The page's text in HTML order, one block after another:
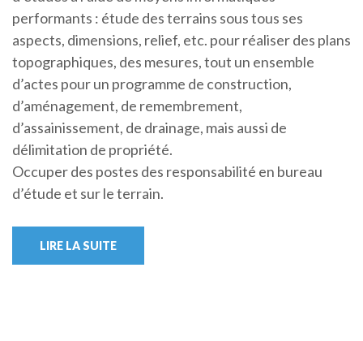
performants : étude des terrains sous tous ses
aspects, dimensions, relief, etc. pour réaliser des plans
topographiques, des mesures, tout un ensemble
d’actes pour un programme de construction,
d’aménagement, de remembrement,
d’assainissement, de drainage, mais aussi de
délimitation de propriété.
Occuper des postes des responsabilité en bureau
d’étude et sur le terrain.
LIRE LA SUITE